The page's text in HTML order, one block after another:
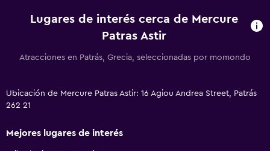
Lugares de interés cerca de Mercure
Patras Astir
Atracciones en Patrás, Grecia, seleccionadas por momondo
Ubicación de Mercure Patras Astir: 16 Agiou Andrea Street, Patrás
262 21
Mejores lugares de interés